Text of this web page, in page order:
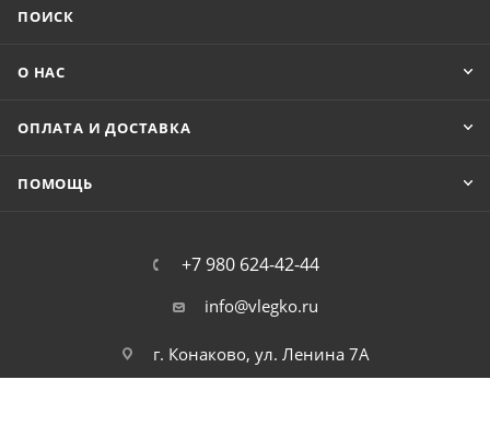
ПОИСК
О НАС
ОПЛАТА И ДОСТАВКА
ПОМОЩЬ
+7 980 624-42-44
info@vlegko.ru
г. Конаково, ул. Ленина 7А